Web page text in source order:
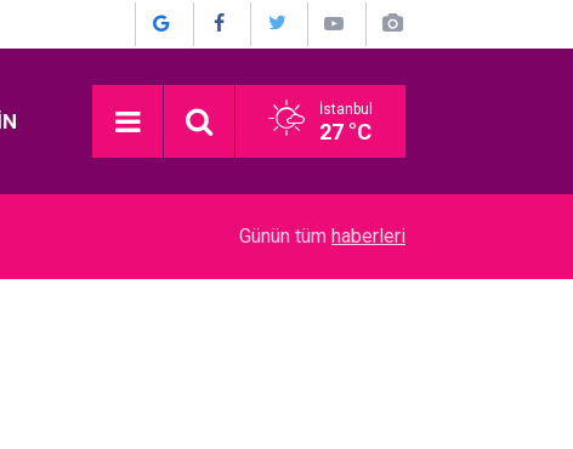
İstanbul
27 °C
Devrim Özkan... ACI GÜNÜ! HABERİ BASIN
Günün tüm haberleri